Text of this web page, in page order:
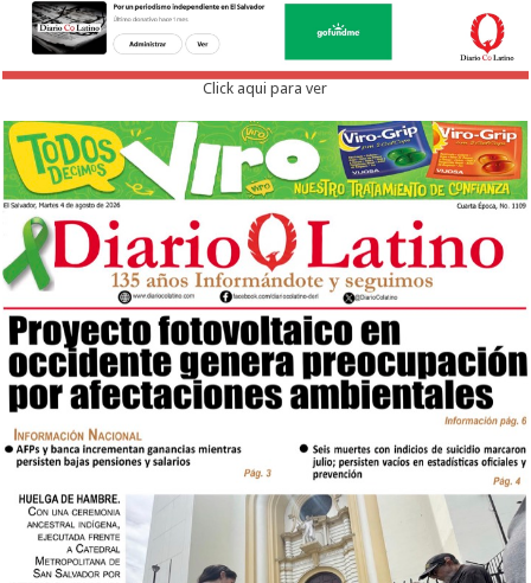
Click aqui para ver